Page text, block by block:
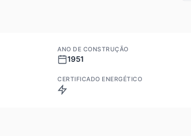
ANO DE CONSTRUÇÃO
1951
CERTIFICADO ENERGÉTICO